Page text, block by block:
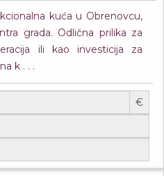
kuća u Obrenovcu,
grada. Odlična prilika za
ili kao investicija za
k . . .
€